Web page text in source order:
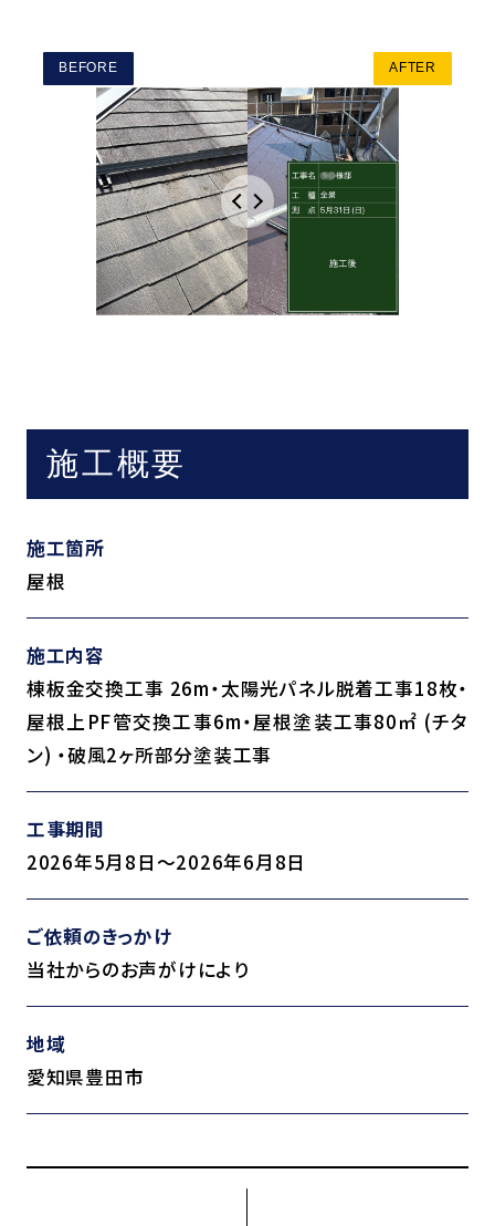
施工概要
施工箇所
屋根
施工内容
棟板金交換工事 26m・太陽光パネル脱着工事18枚・
屋根上PF管交換工事6m・屋根塗装工事80㎡ (チタ
ン) ・破風2ヶ所部分塗装工事
工事期間
2026年5月8日～2026年6月8日
ご依頼のきっかけ
当社からのお声がけにより
地域
愛知県豊田市